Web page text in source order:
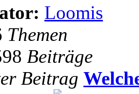
Loomis
Themen
Beiträge
Beitrag